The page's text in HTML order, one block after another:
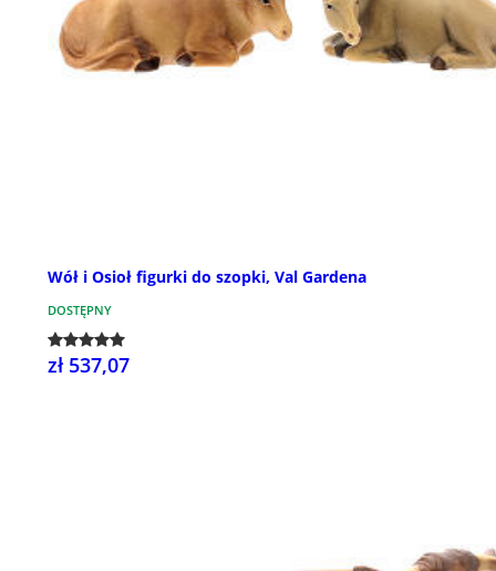
Wół i Osioł figurki do szopki, Val Gardena
DOSTĘPNY
zł 537,07